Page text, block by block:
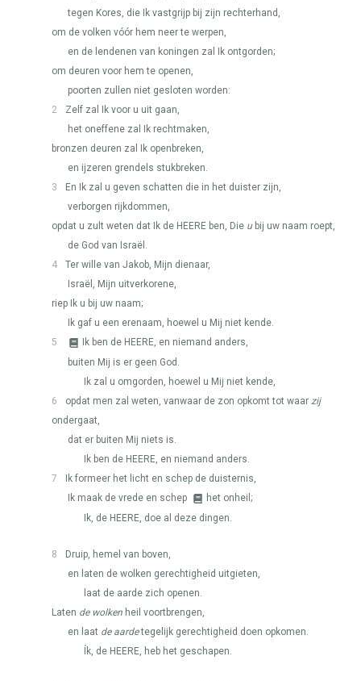
tegen Kores, die Ik vastgrijp bij zijn rechterhand,
om de volken vóór hem neer te werpen,
en de lendenen van koningen zal Ik ontgorden;
om deuren voor hem te openen,
poorten zullen niet gesloten worden:
2
Zelf zal Ik voor u uit gaan,
het oneffene zal Ik rechtmaken,
bronzen deuren zal Ik openbreken,
en ijzeren grendels stukbreken.
3
En Ik zal u geven schatten die in het duister zijn,
verborgen rijkdommen,
opdat u zult weten dat Ik de HEERE ben, Die ubij uw naam roept,
de God van Israël.
4
Ter wille van Jakob, Mijn dienaar,
Israël, Mijn uitverkorene,
riep Ik u bij uw naam;
Ik gaf u een erenaam, hoewel u Mij niet kende.
5
Ik ben de HEERE, en niemand anders,
buiten Mij is er geen God.
Ik zal u omgorden, hoewel u Mij niet kende,
6
opdat men zal weten, vanwaar de zon opkomt tot waar zij
ondergaat,
dat er buiten Mij niets is.
Ik ben de HEERE, en niemand anders.
7
Ik formeer het licht en schep de duisternis,
Ik maak de vrede en schep
het onheil;
Ik, de HEERE, doe al deze dingen.
8
Druip, hemel van boven,
en laten de wolken gerechtigheid uitgieten,
laat de aarde zich openen.
Laten de wolken heil voortbrengen,
en laat de aardetegelijk gerechtigheid doen opkomen.
Ík, de HEERE, heb het geschapen.